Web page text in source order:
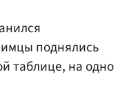
поднялись
таблице, на одно